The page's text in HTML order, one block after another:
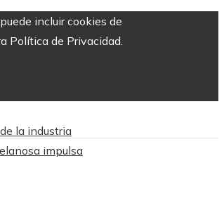
incluir cookies de
Política de Privacidad.
la industria
impulsa